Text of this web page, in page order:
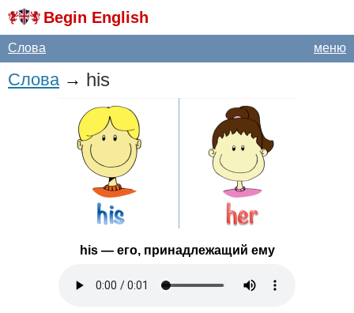
Begin English
меню
Слова
Слова→ his
his— его, принадлежащий ему